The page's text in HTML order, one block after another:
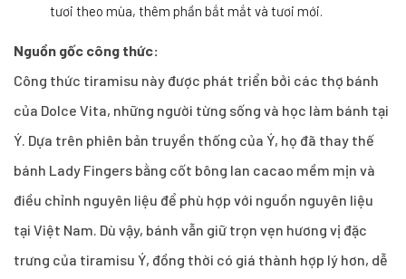
tươi theo mùa, thêm phần bắt mắt và tươi mới.
Nguồn gốc công thức:
Công thức tiramisu này được phát triển bởi các thợ bánh
của Dolce Vita, những người từng sống và học làm bánh tại
Ý. Dựa trên phiên bản truyền thống của Ý, họ đã thay thế
bánh Lady Fingers bằng cốt bông lan cacao mềm mịn và
điều chỉnh nguyên liệu để phù hợp với nguồn nguyên liệu
tại Việt Nam. Dù vậy, bánh vẫn giữ trọn vẹn hương vị đặc
trưng của tiramisu Ý, đồng thời có giá thành hợp lý hơn, dễ